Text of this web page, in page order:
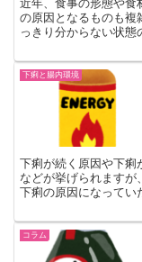
近年、食事の形態や食
の原因となるものも複
っきり分からない状
下痢と腸内環境
下痢が続く原因や下痢
などが挙げられますが
下痢の原因になってい
コラム